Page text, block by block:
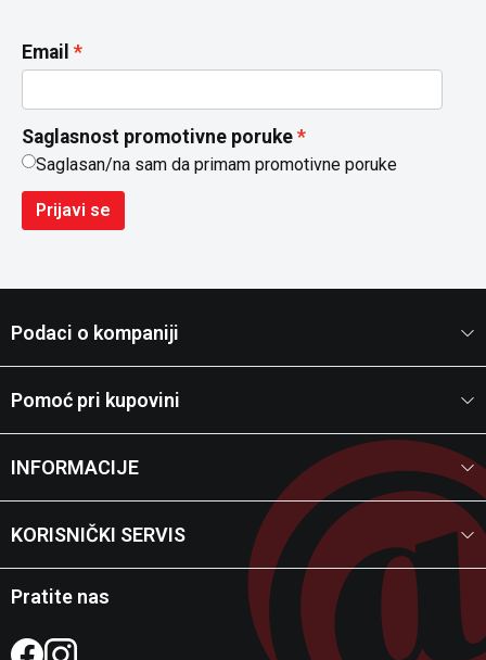
Email
Saglasnost promotivne poruke
Saglasan/na sam da primam promotivne poruke
Prijavi se
Podaci o kompaniji
Pomoć pri kupovini
INFORMACIJE
KORISNIČKI SERVIS
Pratite nas